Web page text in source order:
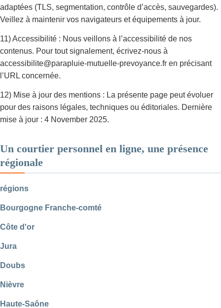
adaptées (TLS, segmentation, contrôle d’accès, sauvegardes).
Veillez à maintenir vos navigateurs et équipements à jour.
11) Accessibilité : Nous veillons à l’accessibilité de nos
contenus. Pour tout signalement, écrivez-nous à
accessibilite@parapluie-mutuelle-prevoyance.fr en précisant
l’URL concernée.
12) Mise à jour des mentions : La présente page peut évoluer
pour des raisons légales, techniques ou éditoriales. Dernière
mise à jour : 4 November 2025.
Un courtier personnel en ligne, une présence
régionale
régions
Bourgogne Franche-comté
Côte d'or
Jura
Doubs
Nièvre
Haute-Saône